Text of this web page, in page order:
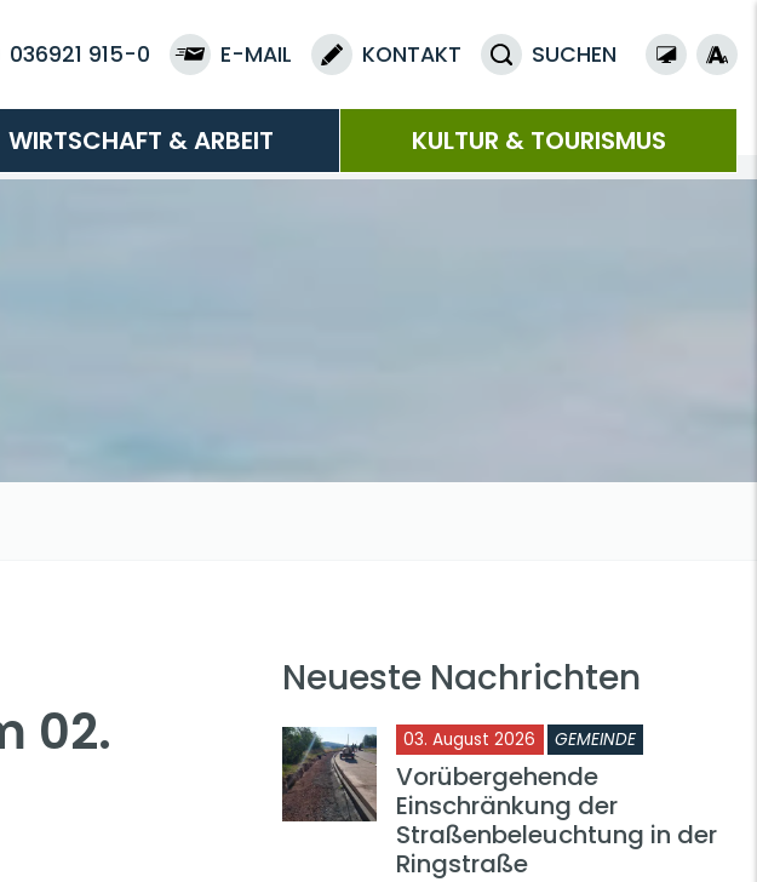
036921 915-0 E-MAIL KONTAKT SUCHEN
WIRTSCHAFT & ARBEIT KULTUR & TOURISMUS
02.
Neueste Nachrichten
03. August 2026 GEMEINDE
Vorübergehende
Einschränkung der
Straßenbeleuchtung in der
Ringstraße